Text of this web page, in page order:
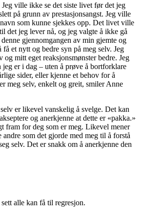
ville ikke se det siste livet før det jeg
på grunn av prestasjonsangst. Jeg ville
som kunne sjekkes opp. Det livet ville
det jeg lever nå, og jeg valgte å ikke gå
gjennomgangen av min gjemte og
et nytt og bedre syn på meg selv. Jeg
og mitt eget reaksjonsmønster bedre. Jeg
jeg er i dag – uten å prøve å bortforklare
sider, eller kjenne et behov for å
meg selv, enkelt og greit, smiler Anne
er likevel vanskelig å svelge. Det kan
og anerkjenne at dette er «pakka.»
fram for deg som er meg. Likevel mener
som det gjorde med meg til å forstå
selv. Det er snakk om å anerkjenne den
alle kan få til regresjon.